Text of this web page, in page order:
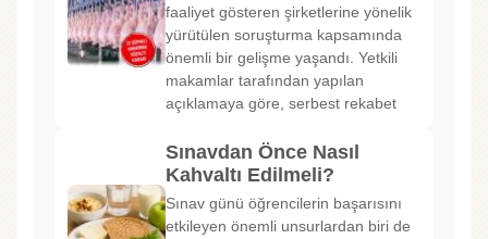
faaliyet gösteren şirketlerine yönelik
yürütülen soruşturma kapsamında
önemli bir gelişme yaşandı. Yetkili
makamlar tarafından yapılan
açıklamaya göre, serbest rekabet
Sınavdan Önce Nasıl
Kahvaltı Edilmeli?
Sınav günü öğrencilerin başarısını
etkileyen önemli unsurlardan biri de